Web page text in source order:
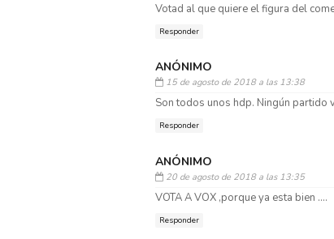
Votad al que quiere el figura del
Responder
ANÓNIMO
15 de agosto de 2018 a las 13:38
Son todos unos hdp. Ningún partido
Responder
ANÓNIMO
20 de agosto de 2018 a las 13:35
VOTA A VOX ,porque ya esta bien ....
Responder